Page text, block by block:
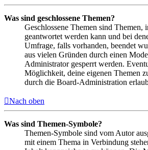
Was sind geschlossene Themen?
Geschlossene Themen sind Themen,
geantwortet werden kann und bei
Umfrage, falls vorhanden, beendet
aus vielen Gründen durch einen
Administrator gesperrt werden.
Möglichkeit, deine eigenen Themen
durch die Board-Administration
Nach oben
Was sind Themen-Symbole?
Themen-Symbole sind vom Autor
mit einem Thema in Verbindung